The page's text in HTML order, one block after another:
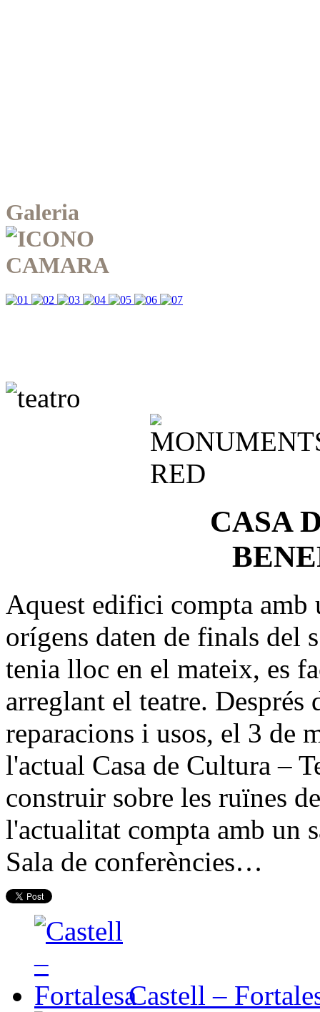
Galeria
CASA
Aquest edifici compta amb
orígens daten de finals del
tenia lloc en el mateix, es
arreglant el teatre.
reparacions i usos, el 3 de
l'actual Casa de Cultura –
construir sobre les ruïnes
l'actualitat compta amb un
Sala de conferències…
Castell –